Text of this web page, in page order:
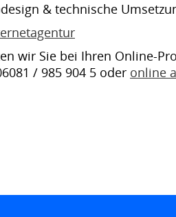
& technische
wir Sie bei Ihren Online-
/ 985 904 5 oder online